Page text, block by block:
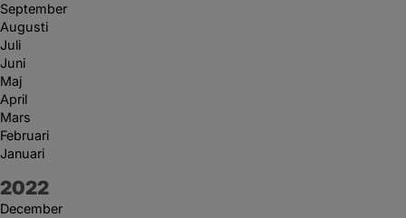
September
Augusti
Juli
Juni
Maj
April
Mars
Februari
Januari
År:
2022
December